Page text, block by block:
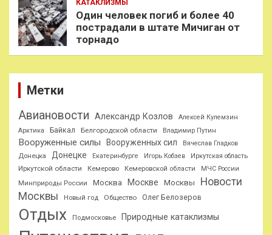
КАТАКЛИЗМЫ
Один человек погиб и более 40
пострадали в штате Мичиган от
торнадо
Метки
Авиановости Александр Козлов
Алексей Кулемзин
Арктика
Байкал Белгородской области Владимир Путин
Вооруженные силы Вооруженных сил
Вячеслав Гладков
Донецка
Донецке Екатеринбурге Игорь Кобзев Иркутская область
Иркутской области Кемерово Кемеровской области
МЧС России
Минприроды России
Москва Москве Москвы
Новости
Москвы
Новый год Общество Олег Белозеров
Отдых Подмосковье Природные катаклизмы